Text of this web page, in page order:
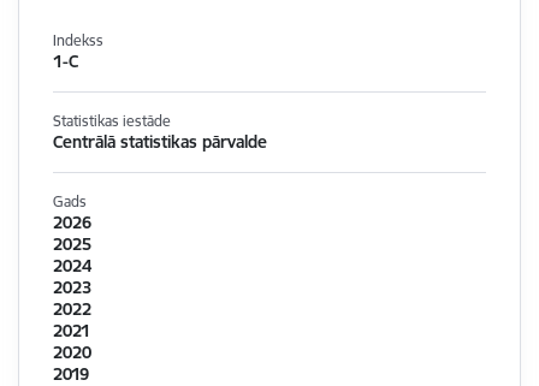
Indekss
1-C
Statistikas iestāde
Centrālā statistikas pārvalde
Gads
2026
2025
2024
2023
2022
2021
2020
2019